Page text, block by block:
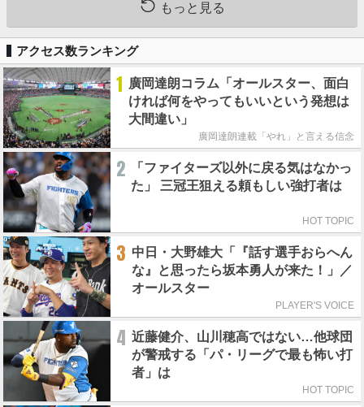
もっと見る
アクセス数ランキング
1 廣岡達朗コラム「オールスター、面白
ければ何をやってもいいという発想は
大間違い」
廣岡達朗連載「やれ」と言える信念
2
「ファイターズ以外に戻る気はなかっ
た」 三冠王狙える頼もしい強打者は
HOT TOPIC
3 中日・大野雄大「『話す選手おらへん
な』と思ったら坂本勇人が来た！」／
オールスター
PLAYER'S VOICE
4 近藤健介、山川穂高ではない…他球団
が警戒する「パ・リーグで最も怖い打
者」は
HOT TOPIC